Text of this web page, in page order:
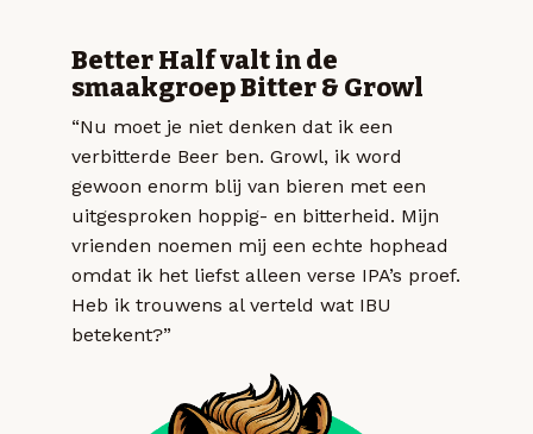
Better Half valt in de
smaakgroep Bitter & Growl
“Nu moet je niet denken dat ik een
verbitterde Beer ben. Growl, ik word
gewoon enorm blij van bieren met een
uitgesproken hoppig- en bitterheid. Mijn
vrienden noemen mij een echte hophead
omdat ik het liefst alleen verse IPA’s proef.
Heb ik trouwens al verteld wat IBU
betekent?”